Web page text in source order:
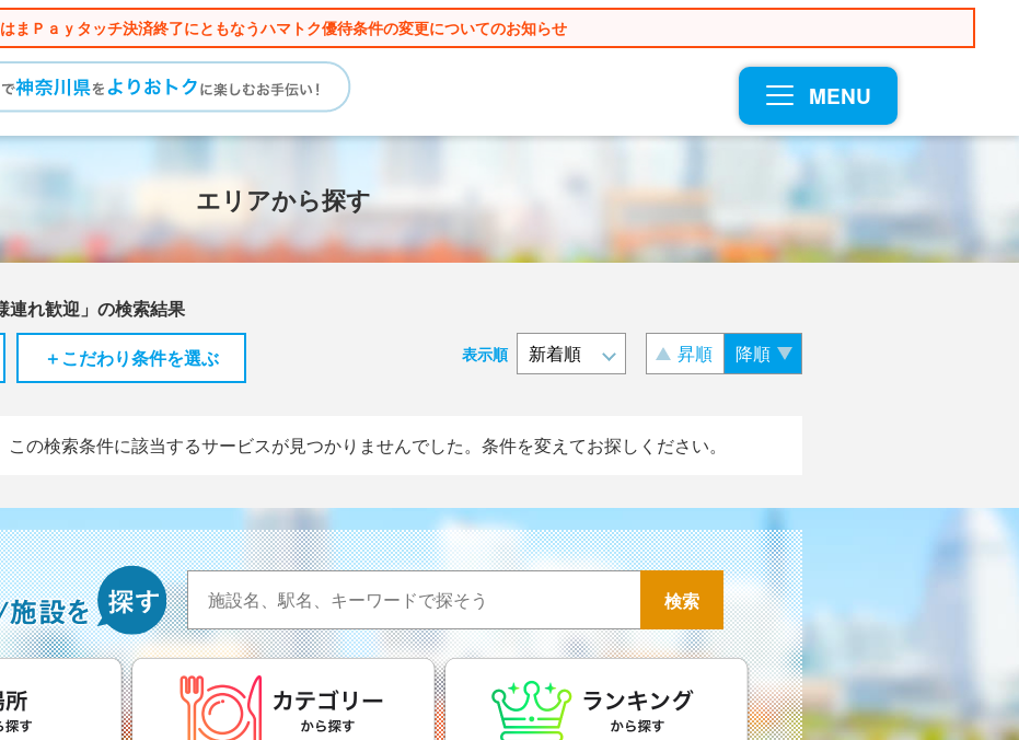
はまＰａｙタッチ決済終了にともなうハマトク優待条件の変更についてのお知らせ
MENU
エリアから探す
連れ歓迎」の検索結果
＋こだわり条件を選ぶ 表示順 昇順 降順
の検索条件に該当するサービスが見つかりませんでした。条件を変えてお探しください。